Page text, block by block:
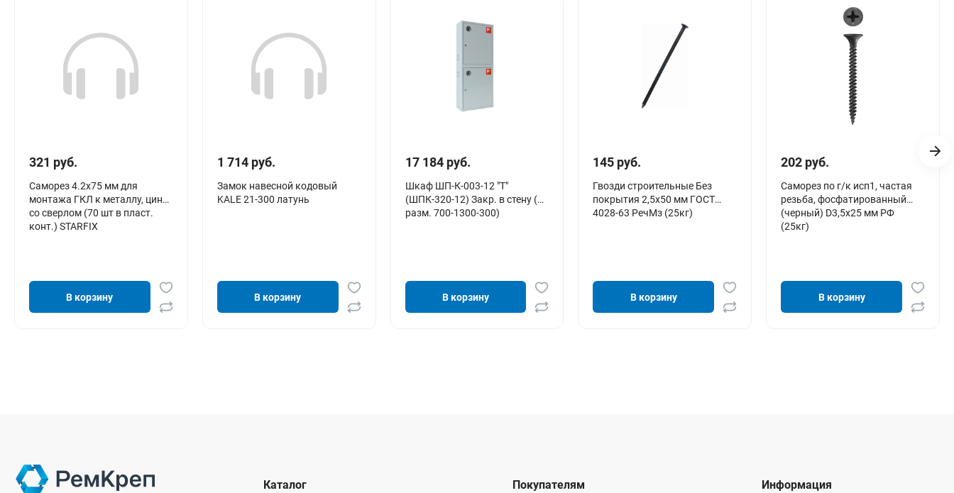
321 руб.
Саморез 4.2х75 мм для
монтажа ГКЛ к металлу, цинк,
со сверлом (70 шт в пласт.
конт.) STARFIX
В корзину
1 714 руб.
Замок навесной кодовый
KALE 21-300 латунь
В корзину
17 184 руб.
Шкаф ШП-К-003-12 "Т"
(ШПК-320-12) Закр. в стену (
разм. 700-1300-300)
В корзину
145 руб.
Гвозди строительные Без
покрытия 2,5х50 мм ГОСТ
4028-63 РечМз (25кг)
В корзину
202 руб.
Саморез по г/к исп1, частая
резьба, фосфатированный
(черный) D3,5х25 мм РФ
(25кг)
В корзину
Каталог Покупателям Информация